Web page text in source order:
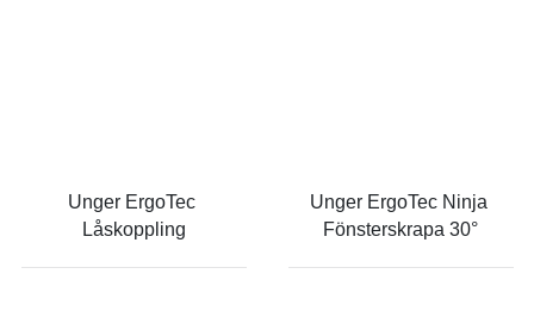
Unger ErgoTec
Låskoppling
Unger ErgoTec Ninja
Fönsterskrapa 30°